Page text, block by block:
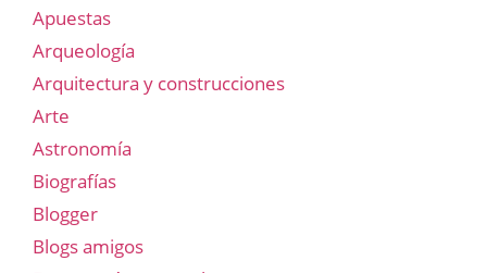
Apuestas
Arqueología
Arquitectura y construcciones
Arte
Astronomía
Biografías
Blogger
Blogs amigos